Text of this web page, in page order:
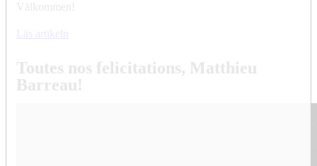
Välkommen!
Läs artikeln
Toutes nos felicitations, Matthieu
Barreau!